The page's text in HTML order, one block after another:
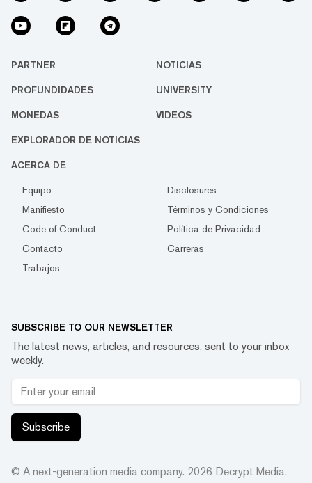
PARTNER NOTICIAS
PROFUNDIDADES UNIVERSITY
MONEDAS VIDEOS
EXPLORADOR DE NOTICIAS
ACERCA DE
Equipo
Disclosures
Manifiesto
Términos y Condiciones
Code of Conduct
Política de Privacidad
Contacto
Carreras
Trabajos
SUBSCRIBE TO OUR NEWSLETTER
The latest news, articles, and resources, sent to your inbox
weekly.
Subscribe
© A next-generation media company. 2026 Decrypt Media,